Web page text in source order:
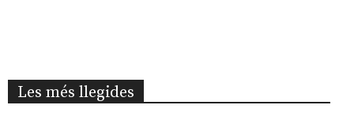
Les més llegides